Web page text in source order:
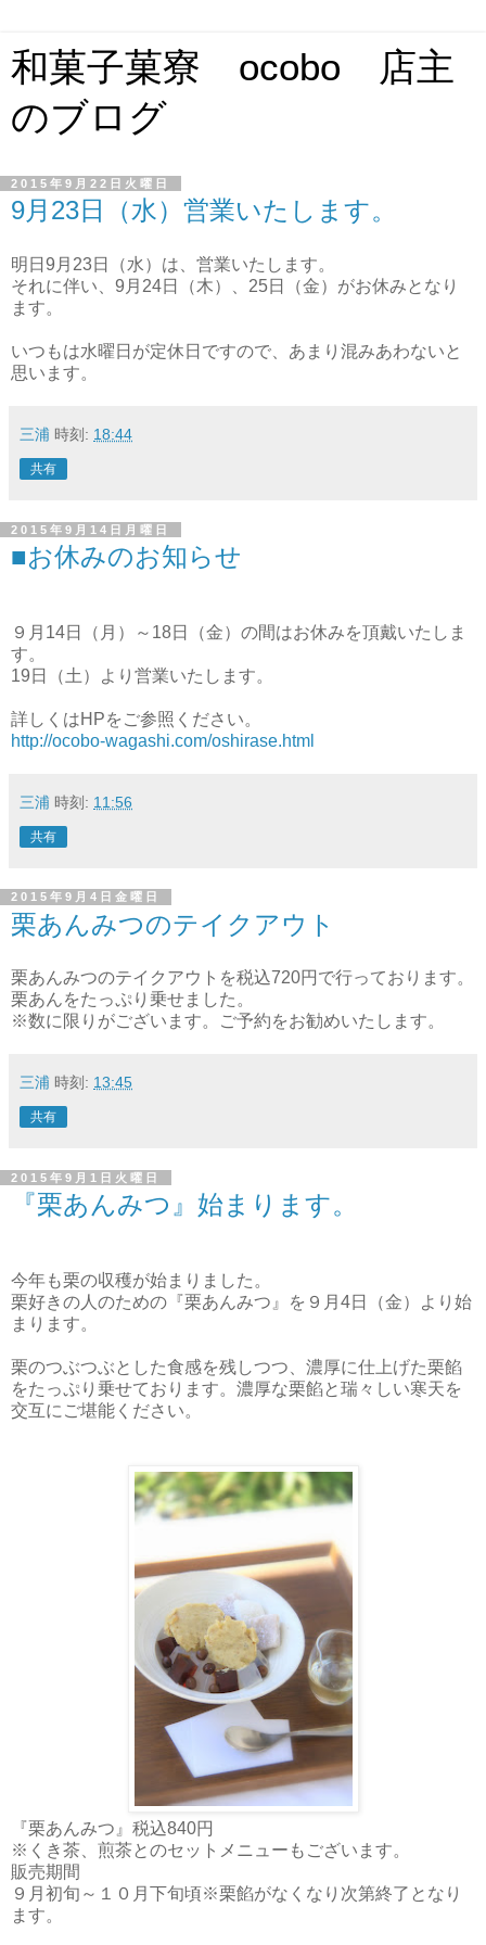
和菓子菓寮 ocobo 店主
のブログ
2015年9月22日火曜日
9月23日（水）営業いたします。
明日9月23日（水）は、営業いたします。
それに伴い、9月24日（木）、25日（金）がお休みとなり
ます。
いつもは水曜日が定休日ですので、あまり混みあわないと
思います。
三浦 時刻: 18:44
共有
2015年9月14日月曜日
■お休みのお知らせ
９月14日（月）～18日（金）の間はお休みを頂戴いたしま
す。
19日（土）より営業いたします。
詳しくはHPをご参照ください。
http://ocobo-wagashi.com/oshirase.html
三浦 時刻: 11:56
共有
2015年9月4日金曜日
栗あんみつのテイクアウト
栗あんみつのテイクアウトを税込720円で行っております。
栗あんをたっぷり乗せました。
※数に限りがございます。ご予約をお勧めいたします。
三浦 時刻: 13:45
共有
2015年9月1日火曜日
『栗あんみつ』始まります。
今年も栗の収穫が始まりました。
栗好きの人のための『栗あんみつ』を９月4日（金）より始
まります。
栗のつぶつぶとした食感を残しつつ、濃厚に仕上げた栗餡
をたっぷり乗せております。濃厚な栗餡と瑞々しい寒天を
交互にご堪能ください。
『栗あんみつ』税込840円
※くき茶、煎茶とのセットメニューもございます。
販売期間
９月初旬～１０月下旬頃※栗餡がなくなり次第終了となり
ます。